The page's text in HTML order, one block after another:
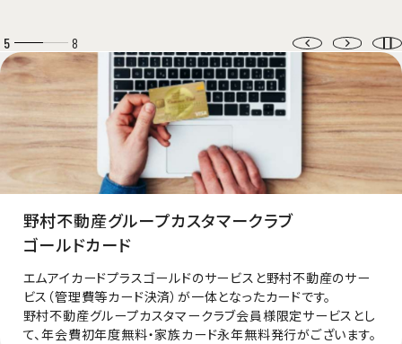
5 8
野村不動産グループカスタマークラブ
ゴールドカード
エムアイカードプラスゴールドのサービスと野村不動産のサー
ビス（管理費等カード決済）が一体となったカードです。
野村不動産グループカスタマークラブ会員様限定サービスとし
て、年会費初年度無料・家族カード永年無料発行がございます。